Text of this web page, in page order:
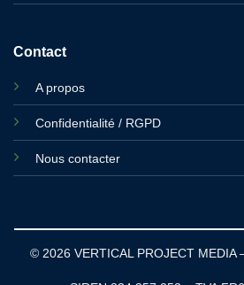
Contact
A propos
Confidentialité / RGPD
Nous contacter
© 2026 VERTICAL PROJECT MEDIA